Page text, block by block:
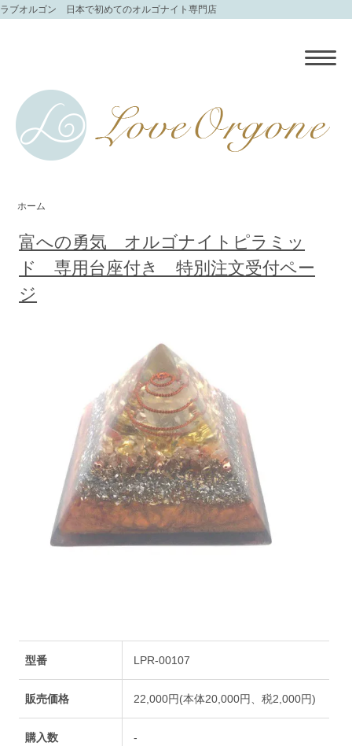
ラブオルゴン 日本で初めてのオルゴナイト専門店
ホーム
富への勇気 オルゴナイトピラミッ
ド 専用台座付き 特別注文受付ペー
ジ
型番 LPR-00107
販売価格 22,000円(本体20,000円、税2,000円)
購入数 -